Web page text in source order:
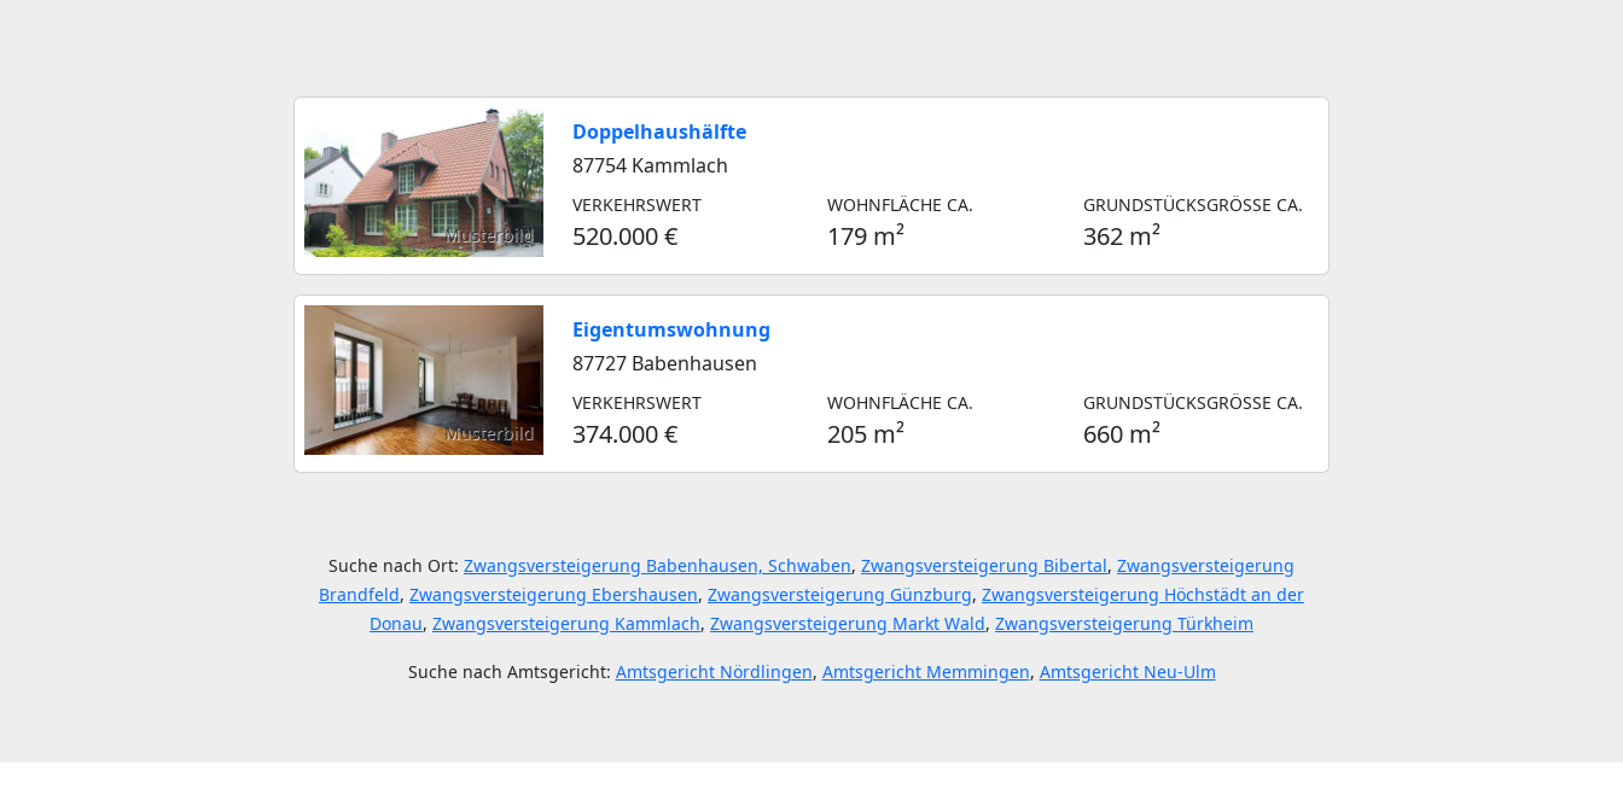
Musterbild
Doppelhaushälfte
87754 Kammlach
VERKEHRSWERT
520.000 €
WOHNFLÄCHE CA.
179 m²
GRUNDSTÜCKSGRÖSSE CA.
362 m²
Musterbild
Eigentumswohnung
87727 Babenhausen
VERKEHRSWERT
374.000 €
WOHNFLÄCHE CA.
205 m²
GRUNDSTÜCKSGRÖSSE CA.
660 m²
Suche nach Ort: Zwangsversteigerung Babenhausen, Schwaben, Zwangsversteigerung Bibertal, Zwangsversteigerung
Brandfeld, Zwangsversteigerung Ebershausen, Zwangsversteigerung Günzburg, Zwangsversteigerung Höchstädt an der
Donau, Zwangsversteigerung Kammlach, Zwangsversteigerung Markt Wald, Zwangsversteigerung Türkheim
Suche nach Amtsgericht: Amtsgericht Nördlingen, Amtsgericht Memmingen, Amtsgericht Neu-Ulm